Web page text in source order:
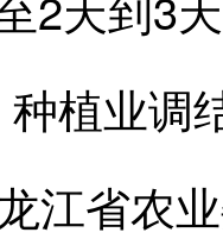
植业调
省农业